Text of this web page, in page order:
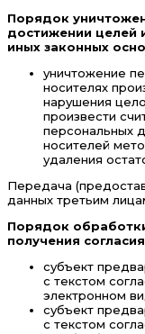
Порядок
достижении целей
иных законных
уничтожение
носителях
нарушения
произвести
персональных
носителей
удаления
Передача
данных третьим
Порядок
получения
субъект
с текстом
электронном
субъект
с текстом